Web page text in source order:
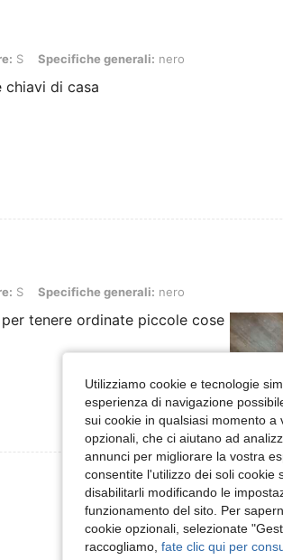
generali: nero
S Specifiche generali: nero
di casa
generali: nero
S Specifiche generali: nero
tenere ordinate piccole cose
Visualizza Altre Recensioni
Utilizziamo cookie e tecnologie
esperienza di navigazione
sui cookie in qualsiasi momento
opzionali, che ci aiutano ad
annunci per migliorare la vostra
consentite l'utilizzo dei soli cookie
disabilitarli modificando le
funzionamento del sito. Per
cookie opzionali, selezionate
raccogliamo, fate clic qui per